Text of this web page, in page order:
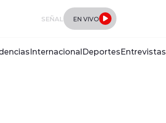
SEÑAL EN VIVO
InternacionalDeportesEntrevistas